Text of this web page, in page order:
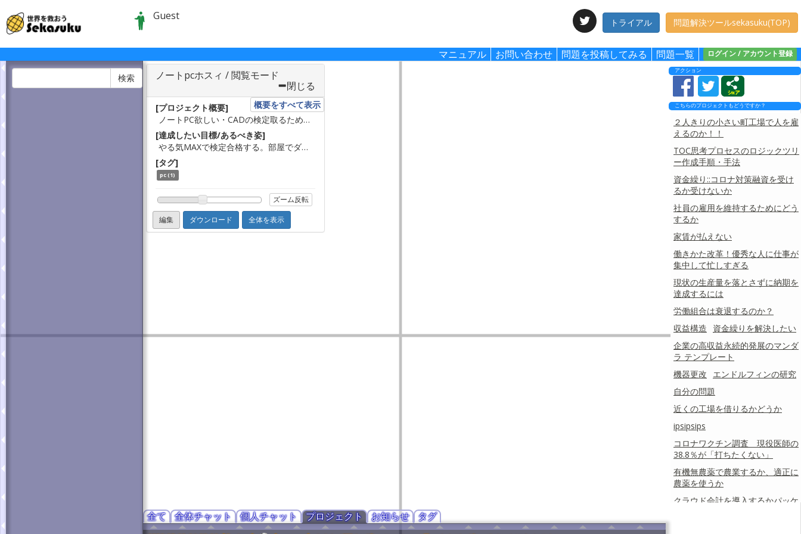
Guest
トライアル 問題解決ツールsekasuku(TOP)
マニュアル お問い合わせ 問題を投稿してみる 問題一覧 ログイン / アカウント登録
アクション
こちらのプロジェクトもどうですか？
２人きりの小さい町工場で人を雇
えるのか！！
TOC思考プロセスのロジックツリ
ー作成手順・手法
資金繰り::コロナ対策融資を受け
るか受けないか
社員の雇用を維持するためにどう
するか
家賃が払えない
働きかた改革！優秀な人に仕事が
集中して忙しすぎる
現状の生産量を落とさずに納期を
達成するには
労働組合は衰退するのか？
収益構造
資金繰りを解決したい
企業の高収益永続的発展のマンダ
ラ テンプレート
機器更改
エンドルフィンの研究
自分の問題
近くの工場を借りるかどうか
ipsipsips
コロナワクチン調査 現役医師の
38.8％が「打ちたくない」
有機無農薬で農業するか、適正に
農薬を使うか
クラウド会計を導入するかパッケ
全て 全体チャット 個人チャット プロジェクト お知らせ タグ
検索 ノートpcホスィ / 閲覧モード
閉じる
[プロジェクト概要]
ノートPC欲しい ・CADの検定取るため・手軽に作業したい時がある
[達成したい目標/あるべき姿]
やる気MAXで検定合格する。部屋でダラダラネットサーフィンする。
[タグ]
pc(1)
概要をすべて表示
ズーム反転
編集
ダウンロード 全体を表示